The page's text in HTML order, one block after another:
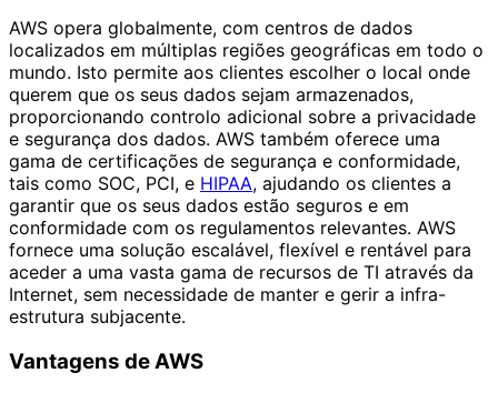
AWS opera globalmente, com centros de dados
localizados em múltiplas regiões geográficas em todo o
mundo. Isto permite aos clientes escolher o local onde
querem que os seus dados sejam armazenados,
proporcionando controlo adicional sobre a privacidade
e segurança dos dados. AWS também oferece uma
gama de certificações de segurança e conformidade,
tais como SOC, PCI, e HIPAA, ajudando os clientes a
garantir que os seus dados estão seguros e em
conformidade com os regulamentos relevantes. AWS
fornece uma solução escalável, flexível e rentável para
aceder a uma vasta gama de recursos de TI através da
Internet, sem necessidade de manter e gerir a infra-
estrutura subjacente.
Vantagens de AWS